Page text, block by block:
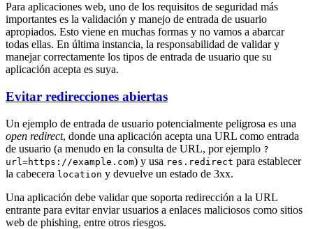
Para aplicaciones web, uno de los requisitos de seguridad más
importantes es la validación y manejo de entrada de usuario
apropiados. Esto viene en muchas formas y no vamos a abarcar
todas ellas. En última instancia, la responsabilidad de validar y
manejar correctamente los tipos de entrada de usuario que su
aplicación acepta es suya.
Evitar redirecciones abiertas
Un ejemplo de entrada de usuario potencialmente peligrosa es una
open redirect, donde una aplicación acepta una URL como entrada
de usuario (a menudo en la consulta de URL, por ejemplo ?
url=https://example.com) y usa res.redirect para establecer
la cabecera location y devuelve un estado de 3xx.
Una aplicación debe validar que soporta redirección a la URL
entrante para evitar enviar usuarios a enlaces maliciosos como sitios
web de phishing, entre otros riesgos.